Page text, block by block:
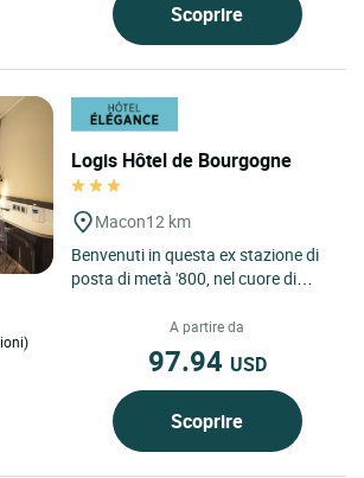
Scoprire
Logis Hôtel de Bourgogne
Macon12 km
Benvenuti in questa ex stazione di
posta di metà '800, nel cuore di
turismo o di passaggio...
A partire da
97.94 USD
Scoprire